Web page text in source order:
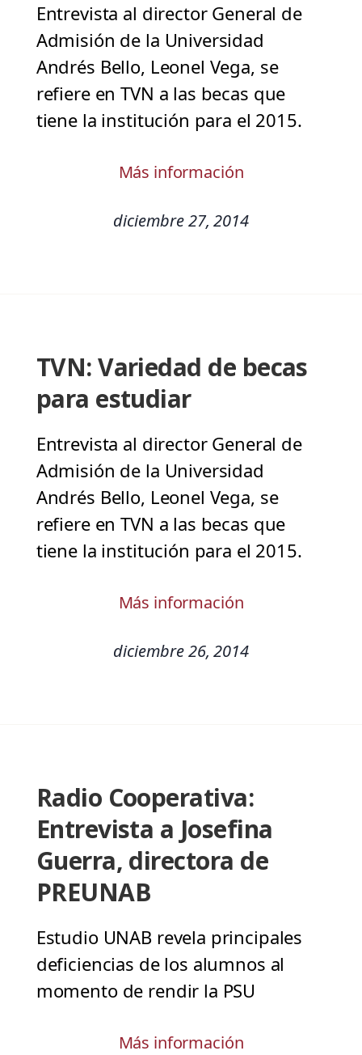
Entrevista al director General de
Admisión de la Universidad
Andrés Bello, Leonel Vega, se
refiere en TVN a las becas que
tiene la institución para el 2015.
Más información
diciembre 27, 2014
TVN: Variedad de becas
para estudiar
Entrevista al director General de
Admisión de la Universidad
Andrés Bello, Leonel Vega, se
refiere en TVN a las becas que
tiene la institución para el 2015.
Más información
diciembre 26, 2014
Radio Cooperativa:
Entrevista a Josefina
Guerra, directora de
PREUNAB
Estudio UNAB revela principales
deficiencias de los alumnos al
momento de rendir la PSU
Más información